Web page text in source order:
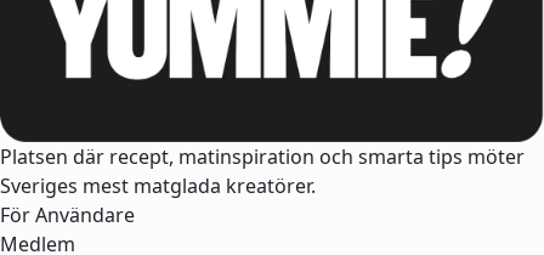
Platsen där recept, matinspiration och smarta tips möter
Sveriges mest matglada kreatörer.
För Användare
Medlem